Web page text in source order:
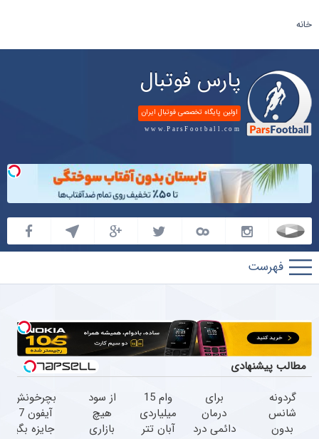
خانه
پارس فوتبال
اولین پایگاه تخصصی فوتبال ایران
www.ParsFootball.com
پارس
فوتبال
مطالب پیشنهادی
گردونه
شانس
بدون
برای
درمان
دائمی درد
وام 15
میلیاردی
آبان تتر
از سود
هیچ
بازاری
بچرخونش،
آیفون 17
جایزه بگیر